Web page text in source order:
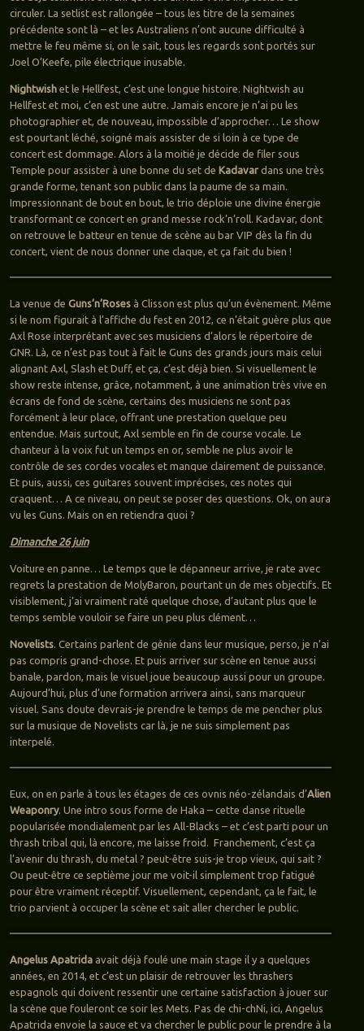
circuler. La setlist est rallongée – tous les titre de la semaines
précédente sont là – et les Australiens n’ont aucune difficulté à
mettre le feu même si, on le sait, tous les regards sont portés sur
Joel O’Keefe, pile électrique inusable.
Nightwishet le Hellfest, c’est une longue histoire. Nightwish au
Hellfest et moi, c’en est une autre. Jamais encore je n’ai pu les
photographier et, de nouveau, impossible d’approcher… Le show
est pourtant léché, soigné mais assister de si loin à ce type de
concert est dommage. Alors à la moitié je décide de filer sous
Temple pour assister à une bonne du set de Kadavardans une très
grande forme, tenant son public dans la paume de sa main.
Impressionnant de bout en bout, le trio déploie une divine énergie
transformant ce concert en grand messe rock’n’roll. Kadavar, dont
on retrouve le batteur en tenue de scène au bar VIP dès la fin du
concert, vient de nous donner une claque, et ça fait du bien !
La venue de Guns’n’Rosesà Clisson est plus qu’un évènement. Même
si le nom figurait à l’affiche du fest en 2012, ce n’était guère plus que
Axl Rose interprétant avec ses musiciens d’alors le répertoire de
GNR. Là, ce n’est pas tout à fait le Guns des grands jours mais celui
alignant Axl, Slash et Duff, et ça, c’est déjà bien. Si visuellement le
show reste intense, grâce, notamment, à une animation très vive en
écrans de fond de scène, certains des musiciens ne sont pas
forcément à leur place, offrant une prestation quelque peu
entendue. Mais surtout, Axl semble en fin de course vocale. Le
chanteur à la voix fut un temps en or, semble ne plus avoir le
contrôle de ses cordes vocales et manque clairement de puissance.
Et puis, aussi, ces guitares souvent imprécises, ces notes qui
craquent… A ce niveau, on peut se poser des questions. Ok, on aura
vu les Guns. Mais on en retiendra quoi ?
Dimanche 26 juin
Voiture en panne… Le temps que le dépanneur arrive, je rate avec
regrets la prestation de MolyBaron, pourtant un de mes objectifs. Et
visiblement, j’ai vraiment raté quelque chose, d’autant plus que le
temps semble vouloir se faire un peu plus clément…
Novelists. Certains parlent de génie dans leur musique, perso, je n’ai
pas compris grand-chose. Et puis arriver sur scène en tenue aussi
banale, pardon, mais le visuel joue beaucoup aussi pour un groupe.
Aujourd’hui, plus d’une formation arrivera ainsi, sans marqueur
visuel. Sans doute devrais-je prendre le temps de me pencher plus
sur la musique de Novelists car là, je ne suis simplement pas
interpelé.
Eux, on en parle à tous les étages de ces ovnis néo-zélandais d’Alien
Weaponry. Une intro sous forme de Haka – cette danse rituelle
popularisée mondialement par les All-Blacks – et c’est parti pour un
thrash tribal qui, là encore, me laisse froid. Franchement, c’est ça
l’avenir du thrash, du metal ? peut-être suis-je trop vieux, qui sait ?
Ou peut-être ce septième jour me voit-il simplement trop fatigué
pour être vraiment réceptif. Visuellement, cependant, ça le fait, le
trio parvient à occuper la scène et sait aller chercher le public.
Angelus Apatridaavait déjà foulé une main stage il y a quelques
années, en 2014, et c’est un plaisir de retrouver les thrashers
espagnols qui doivent ressentir une certaine satisfaction à jouer sur
la scène que fouleront ce soir les Mets. Pas de chi-chNi, ici, Angelus
Apatrida envoie la sauce et va chercher le public pour le prendre à la